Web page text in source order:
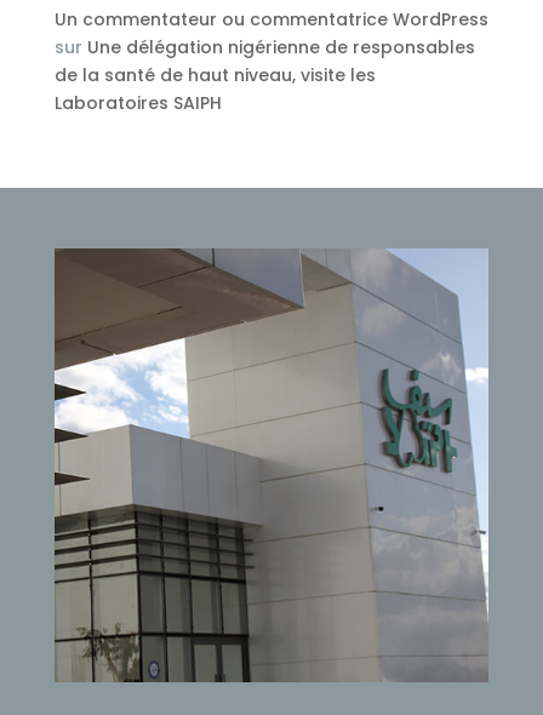
Un commentateur ou commentatrice WordPress
sur Une délégation nigérienne de responsables
de la santé de haut niveau, visite les
Laboratoires SAIPH